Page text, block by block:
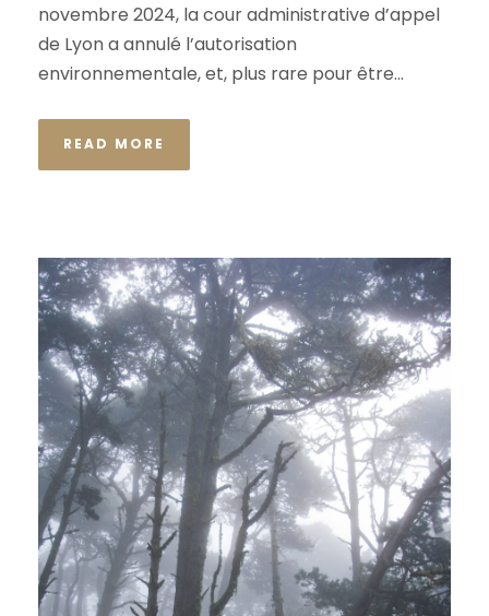
novembre 2024, la cour administrative d’appel
de Lyon a annulé l’autorisation
environnementale, et, plus rare pour être...
READ MORE